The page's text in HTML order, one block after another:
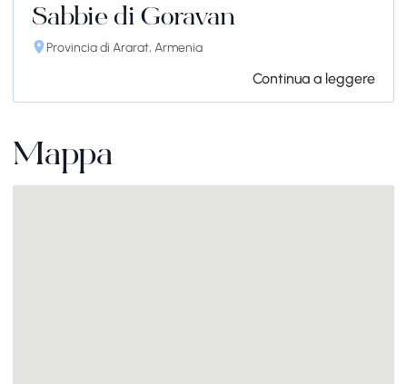
Sabbie di Goravan
Provincia di Ararat, Armenia
Continua a leggere
Mappa